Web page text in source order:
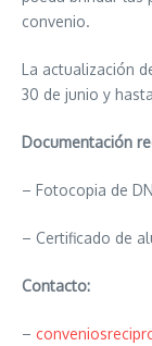
convenio.
La actualización
30 de junio y
Documentación
– Fotocopia de DNI
– Certificado de
Contacto:
–